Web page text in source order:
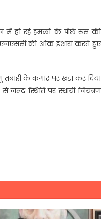
में हो रहे हमलों के पीछे रूस की
यूएनएससी की ओक इशारा करते हुए
के कगार पर खड़ा कर दिया
जल्द स्थिति पर स्थायी नियंत्रण